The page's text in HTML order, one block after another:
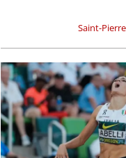
Saint-Pierre